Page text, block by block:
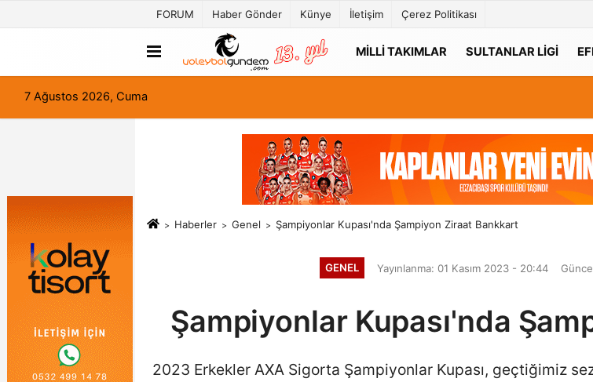
FORUM Haber Gönder Künye İletişim Çerez Politikası
MILLI TAKIMLAR SULTANLAR LIGI
7 Ağustos 2026, Cuma
Haberler Genel Şampiyonlar Kupası'nda Şampiyon Ziraat Bankkart
GENEL Yayınlanma: 01 Kasım 2023 - 20:44
Şampiyonlar Kupası'nda
2023 Erkekler AXA Sigorta Şampiyonlar Kupası, geçtiğimiz